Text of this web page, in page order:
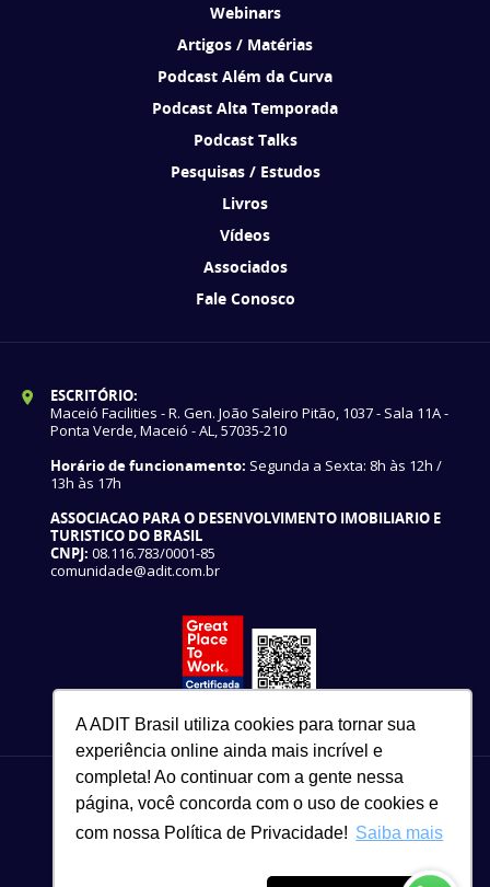
A ADIT Brasil utiliza cookies para tornar sua
experiência online ainda mais incrível e
completa! Ao continuar com a gente nessa
página, você concorda com o uso de cookies e
com nossa Política de Privacidade! Saiba mais
Webinars
Artigos / Matérias
Podcast Além da Curva
Podcast Alta Temporada
Podcast Talks
Pesquisas / Estudos
Livros
Vídeos
Associados
Fale Conosco
ESCRITÓRIO:
Maceió Facilities - R. Gen. João Saleiro Pitão, 1037 - Sala 11A -
Ponta Verde, Maceió - AL, 57035-210
Horário de funcionamento: Segunda a Sexta: 8h às 12h /
13h às 17h
ASSOCIACAO PARA O DESENVOLVIMENTO IMOBILIARIO E
TURISTICO DO BRASIL
CNPJ: 08.116.783/0001-85
comunidade@adit.com.br